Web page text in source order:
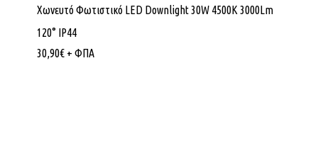
Χωνευτό Φωτιστικό LED Downlight 30W 4500K 3000Lm
120° IP44
30,90€ + ΦΠΑ